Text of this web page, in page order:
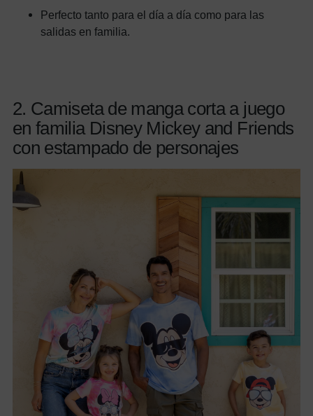
Perfecto tanto para el día a día como para las
salidas en familia.
2. Camiseta de manga corta a juego
en familia Disney Mickey and Friends
con estampado de personajes